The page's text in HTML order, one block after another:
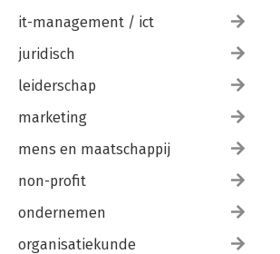
it-management / ict
juridisch
leiderschap
marketing
mens en maatschappij
non-profit
ondernemen
organisatiekunde